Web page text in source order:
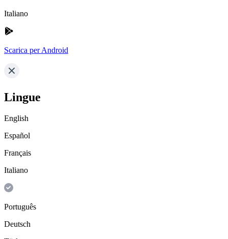
Italiano
Scarica per Android
Lingue
English
Español
Français
Italiano
Português
Deutsch